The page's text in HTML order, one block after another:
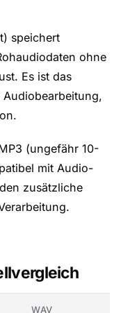
speichert
ohne
Es ist das
(ungefähr 10-
mit Audio-
zusätzliche
WAV